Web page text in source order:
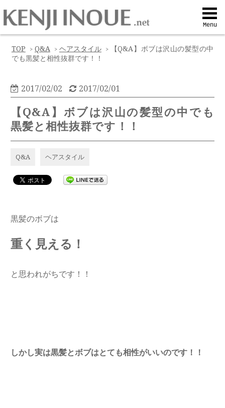
Menu
Q&A
Menu
TOP > Q&A > ヘアスタイル >
【Q&A】ボブは沢山の髪型の中
でも黒髪と相性抜群です！！
2017/02/02 2017/02/01
【Q&A】ボブは沢山の髪型の中でも
黒髪と相性抜群です！！
Q&A ヘアスタイル
黒髪のボブは
重く見える！
と思われがちです！！
しかし実は黒髪とボブはとても相性がいいのです！！